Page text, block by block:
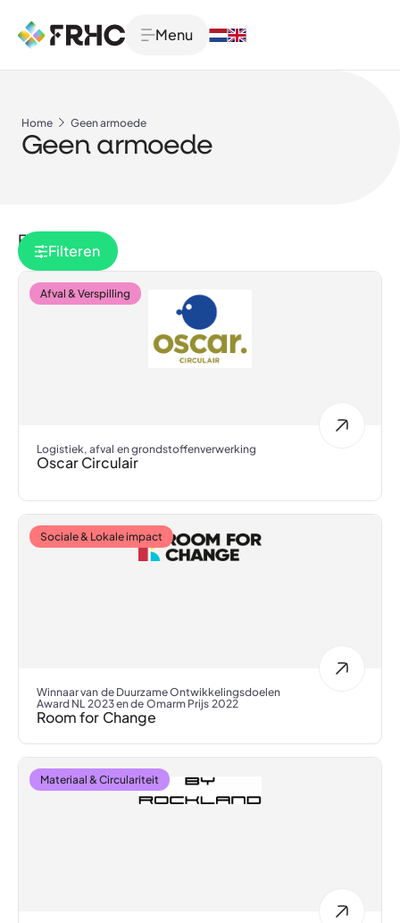
Menu
Home Geen armoede
Geen armoede
Filteren
Filteren
Afval & Verspilling
Logistiek, afval en grondstoffenverwerking
Oscar Circulair
Sociale & Lokale impact
Winnaar van de Duurzame Ontwikkelingsdoelen
Award NL 2023 en de Omarm Prijs 2022
Room for Change
Materiaal & Circulariteit